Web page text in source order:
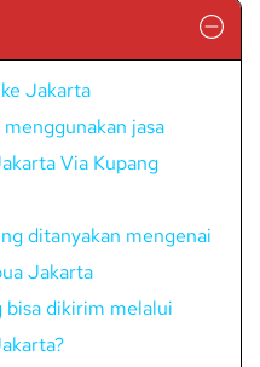
Jakarta
jasa
Via Kupang
ditanyakan mengenai
Jakarta
bisa dikirim melalui